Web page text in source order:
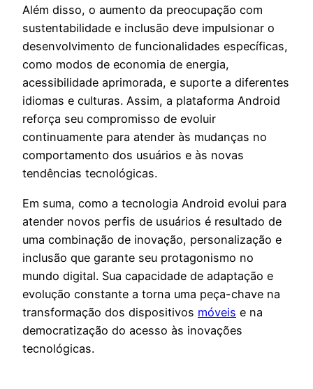
Além disso, o aumento da preocupação com
sustentabilidade e inclusão deve impulsionar o
desenvolvimento de funcionalidades específicas,
como modos de economia de energia,
acessibilidade aprimorada, e suporte a diferentes
idiomas e culturas. Assim, a plataforma Android
reforça seu compromisso de evoluir
continuamente para atender às mudanças no
comportamento dos usuários e às novas
tendências tecnológicas.
Em suma, como a tecnologia Android evolui para
atender novos perfis de usuários é resultado de
uma combinação de inovação, personalização e
inclusão que garante seu protagonismo no
mundo digital. Sua capacidade de adaptação e
evolução constante a torna uma peça-chave na
transformação dos dispositivos móveis e na
democratização do acesso às inovações
tecnológicas.